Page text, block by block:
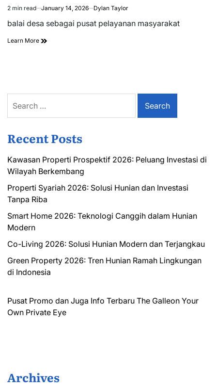
Estimated
read
time
2 min read January 14, 2026 Dylan Taylor
balai desa sebagai pusat pelayanan masyarakat
Learn More
for:
Recent Posts
Kawasan Properti Prospektif 2026: Peluang Investasi di
Wilayah Berkembang
Properti Syariah 2026: Solusi Hunian dan Investasi
Tanpa Riba
Smart Home 2026: Teknologi Canggih dalam Hunian
Modern
Co-Living 2026: Solusi Hunian Modern dan Terjangkau
Green Property 2026: Tren Hunian Ramah Lingkungan
di Indonesia
Pusat Promo dan Juga Info Terbaru The Galleon Your
Own Private Eye
Archives